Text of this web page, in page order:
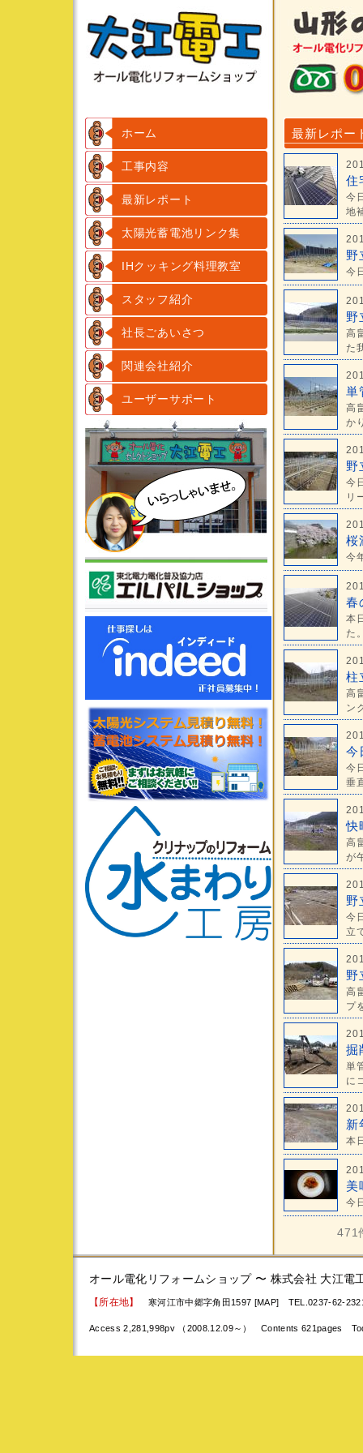
ホーム
工事内容
最新レポート
太陽光蓄電池リンク集
IHクッキング料理教室
スタッフ紹介
社長ごあいさつ
関連会社紹介
ユーザーサポート
最新レポー
住
今
地
野
今
野
高
た
単
高
か
野
今
リ
桜
今
春
本
た
柱
高
ン
今
今
垂
快
高
が
野
今
立
野
高
プ
掘
単
に
新
本
美
今
471
オール電化リフォームショップ 〜 株式会社 大江電
【所在地】 寒河江市中郷字角田1597 [MAP] TEL.0237-62-
Access 2,281,998pv （2008.12.09～） Contents 621pages